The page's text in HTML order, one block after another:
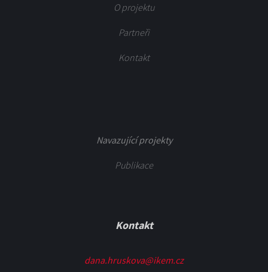
O projektu
Partneři
Kontakt
Navazující projekty
Publikace
Kontakt
dana.hruskova@ikem.cz